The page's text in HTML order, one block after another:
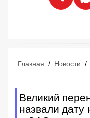
Главная / Новости /
Великий
назвали дату